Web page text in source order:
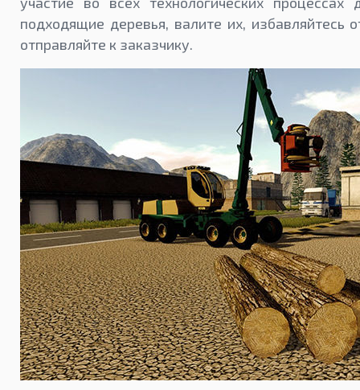
подходящие деревья, валите их, избавляйтесь
отправляйте к заказчику.